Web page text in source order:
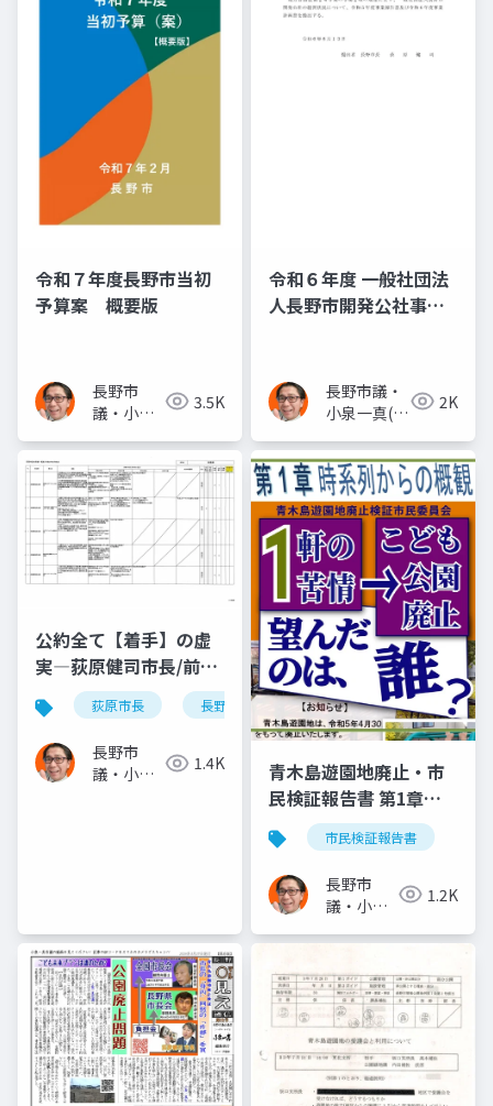
令和７年度長野市当初
予算案 概要版
長野市
議・小泉
パー無所
属)
3.5K
令和６年度 一般社団法
人長野市開発公社事業
長野市議・
小泉一真(ス
属)
2K
公約全て【着手】の虚
実―荻原健司市長/前市
長と変わらず実施も
「着手」とカウント!
2025.08.27.
荻原市長 長野市長選2025
長野市
議・小泉
1.4K
青木島遊園地廃止・市
民検証報告書 第1章
「案」「1軒の苦情→こ
ども公園廃止 望んだの
は、誰?」－－検証: 信
州・長野県 小さな遊園
地の大きな問い 青木島
員会
市民検証報告書
長野市
議・小泉
パー無所
属)
1.2K